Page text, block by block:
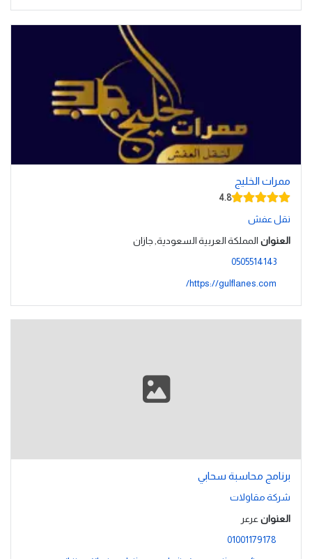
ممرات الخليج
4.8
نقل عفش
العنوان المملكة العربية السعودية, جازان
0505514143
https://gulflanes.com/
برنامج محاسبة سحابي
شركة مقاولات
العنوان عرعر
01001179178